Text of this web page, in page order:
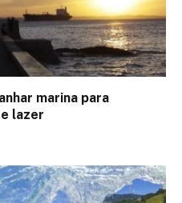
marina para
lazer